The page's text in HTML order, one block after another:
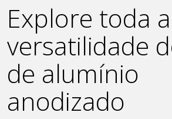
Explore toda a
versatilidade
de alumínio
anodizado